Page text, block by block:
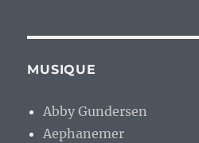
MUSIQUE
Abby Gundersen
Aephanemer